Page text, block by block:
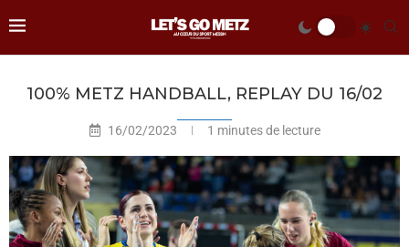
100% METZ HANDBALL, REPLAY DU 16/02
16/02/2023 1 minutes de lecture